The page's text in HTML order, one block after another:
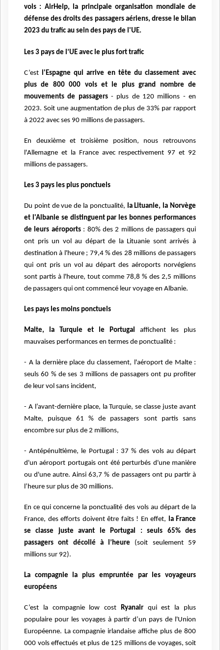
vols : AirHelp, la principale organisation mondiale de
défense des droits des passagers aériens, dresse le bilan
2023 du trafic au sein des pays de l'UE.
Les 3 pays de l’UE avec le plus fort trafic
C’est l'Espagne qui arrive en tête du classement avec
plus de 800 000 vols et le plus grand nombre de
mouvements de passagers - plus de 120 millions - en
2023. Soit une augmentation de plus de 33% par rapport
à 2022 avec ses 90 millions de passagers.
En deuxième et troisième position, nous retrouvons
l'Allemagne et la France avec respectivement 97 et 92
millions de passagers.
Les 3 pays les plus ponctuels
Du point de vue de la ponctualité, la Lituanie, la Norvège
et l'Albanie se distinguent par les bonnes performances
de leurs aéroports: 80% des 2 millions de passagers qui
ont pris un vol au départ de la Lituanie sont arrivés à
destination à l'heure ; 79,4 % des 28 millions de passagers
qui ont pris un vol au départ des aéroports norvégiens
sont partis à l'heure, tout comme 78,8 % des 2,5 millions
de passagers qui ont commencé leur voyage en Albanie.
Les pays les moins ponctuels
Malte, la Turquie et le Portugal
affichent les plus
mauvaises performances en termes de ponctualité :
- A la dernière place du classement, l'aéroport de Malte :
seuls 60 % de ses 3 millions de passagers ont pu profiter
de leur vol sans incident,
- A l’avant-dernière place, la Turquie, se classe juste avant
Malte, puisque 61 % de passagers sont partis sans
encombre sur plus de 2 millions,
- Antépénultième, le Portugal : 37 % des vols au départ
d'un aéroport portugais ont été perturbés d'une manière
ou d'une autre. Ainsi 63,7 % de passagers ont pu partir à
l’heure sur plus de 30 millions.
En ce qui concerne la ponctualité des vols au départ de la
France, des efforts doivent être faits ! En effet, la France
se classe juste avant le Portugal : seuls 65% des
passagers ont décollé à l’heure (soit seulement 59
millions sur 92).
La compagnie la plus empruntée par les voyageurs
européens
C’est la compagnie low cost Ryanairqui est la plus
populaire pour les voyages à partir d’un pays de l'Union
Européenne. La compagnie irlandaise affiche plus de 800
000 vols effectués et plus de 125 millions de voyages, soit